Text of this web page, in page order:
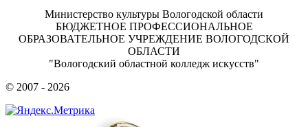
Министерство культуры Вологодской области
БЮДЖЕТНОЕ ПРОФЕССИОНАЛЬНОЕ
ОБРАЗОВАТЕЛЬНОЕ УЧРЕЖДЕНИЕ ВОЛОГОДСКОЙ
ОБЛАСТИ
"Вологодский областной колледж искусств"
© 2007 - 2026